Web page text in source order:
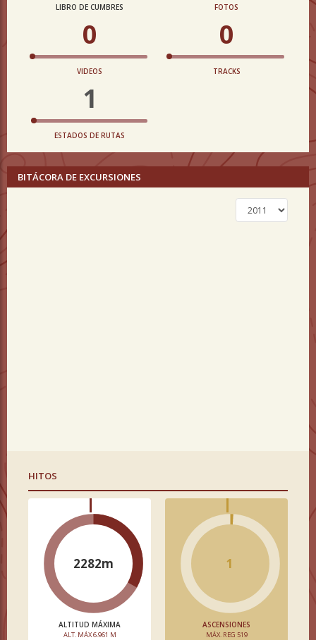
LIBRO DE CUMBRES FOTOS
0
VIDEOS
0
TRACKS
1
ESTADOS DE RUTAS
BITÁCORA DE EXCURSIONES
HITOS
2282m
ALTITUD MÁXIMA
ALT. MÁX 6.961 M
1
ASCENSIONES
MÁX. REG 519